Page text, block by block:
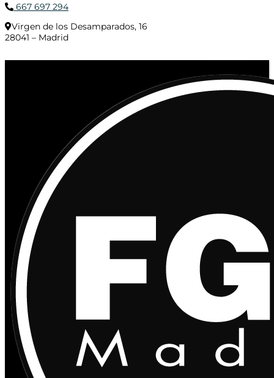
667 697 294
Virgen de los Desamparados, 16
28041 – Madrid